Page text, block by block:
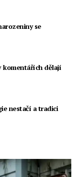
se
komentářích dělají
nestačí a tradici